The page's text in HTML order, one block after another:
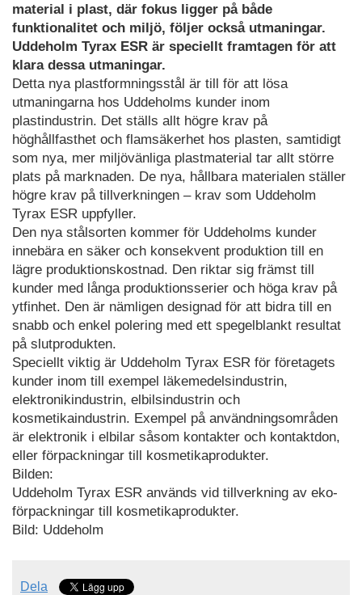
material i plast, där fokus ligger på både
funktionalitet och miljö, följer också utmaningar.
Uddeholm Tyrax ESR är speciellt framtagen för att
klara dessa utmaningar.
Detta nya plastformningsstål är till för att lösa
utmaningarna hos Uddeholms kunder inom
plastindustrin. Det ställs allt högre krav på
höghållfasthet och flamsäkerhet hos plasten, samtidigt
som nya, mer miljövänliga plastmaterial tar allt större
plats på marknaden. De nya, hållbara materialen ställer
högre krav på tillverkningen – krav som Uddeholm
Tyrax ESR uppfyller.
Den nya stålsorten kommer för Uddeholms kunder
innebära en säker och konsekvent produktion till en
lägre produktionskostnad. Den riktar sig främst till
kunder med långa produktionsserier och höga krav på
ytfinhet. Den är nämligen designad för att bidra till en
snabb och enkel polering med ett spegelblankt resultat
på slutprodukten.
Speciellt viktig är Uddeholm Tyrax ESR för företagets
kunder inom till exempel läkemedelsindustrin,
elektronikindustrin, elbilsindustrin och
kosmetikaindustrin. Exempel på användningsområden
är elektronik i elbilar såsom kontakter och kontaktdon,
eller förpackningar till kosmetikaprodukter.
Bilden:
Uddeholm Tyrax ESR används vid tillverkning av eko-
förpackningar till kosmetikaprodukter.
Bild: Uddeholm
Dela